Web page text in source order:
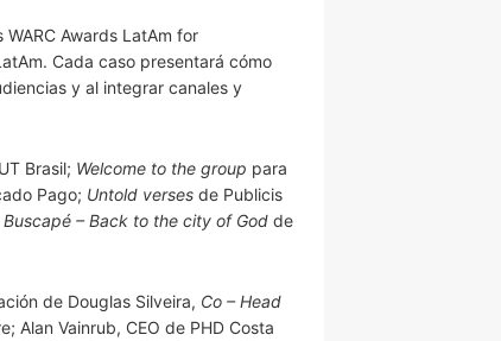
Awards LatAm for
Cada caso presentará cómo
y al integrar canales y
Brasil; Welcome to the group para
Pago; Untold verses de Publicis
Buscapé – Back to the city of God de
de Douglas Silveira, Co – Head
Alan Vainrub, CEO de PHD Costa